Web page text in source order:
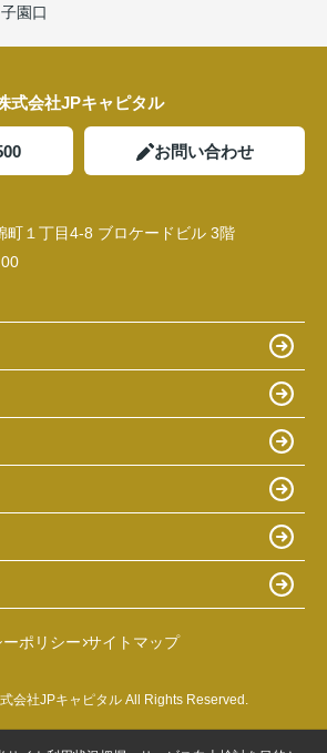
園口
式会社JPキャピタル
お問い合わせ
町１丁目4-8 ブロケードビル 3階
ポリシー サイトマップ
会社JPキャピタル All Rights Reserved.